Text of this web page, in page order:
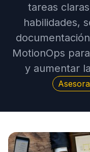
tareas
habilidades,
MotionOps
y aumentar